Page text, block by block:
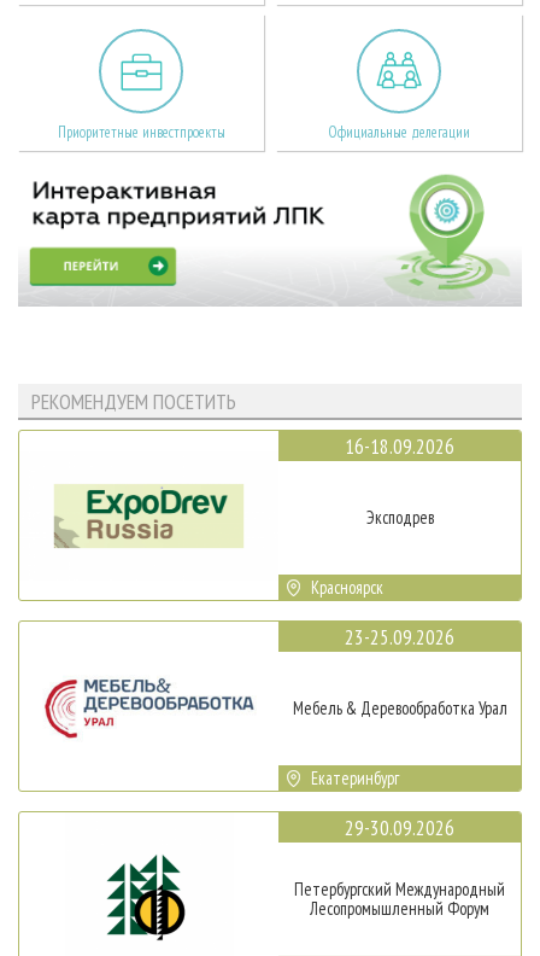
Приоритетные инвестпроекты Официальные делегации
РЕКОМЕНДУЕМ ПОСЕТИТЬ
16-18.09.2026
Эксподрев
Красноярск
23-25.09.2026
Мебель & Деревообработка Урал
Екатеринбург
29-30.09.2026
Петербургский Международный
Лесопромышленный Форум